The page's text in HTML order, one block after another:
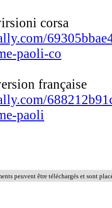
corsa
paoli-co
française
paoli
peuvent être téléchargés et sont